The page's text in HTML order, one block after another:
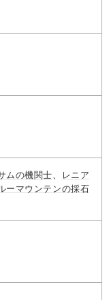
ムの機関士
レニア
ーマウンテンの採石